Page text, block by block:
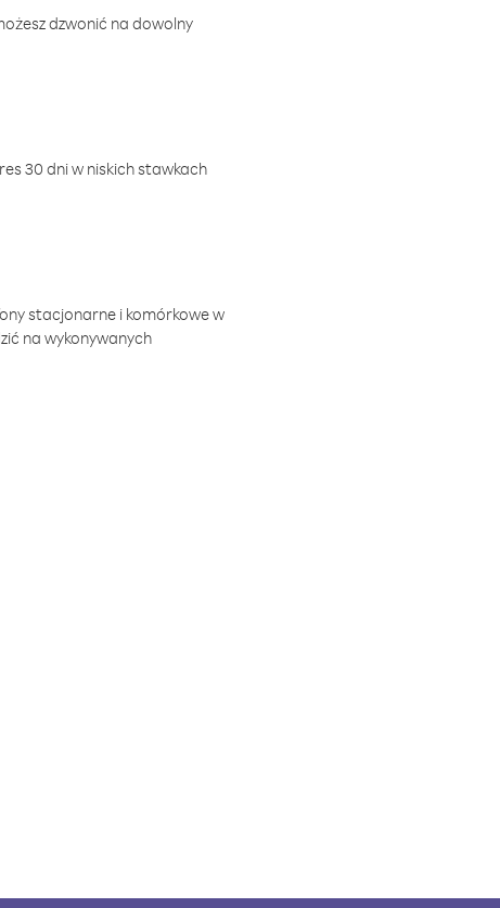
dzwonić na dowolny
30 dni w niskich stawkach
stacjonarne i komórkowe w
na wykonywanych